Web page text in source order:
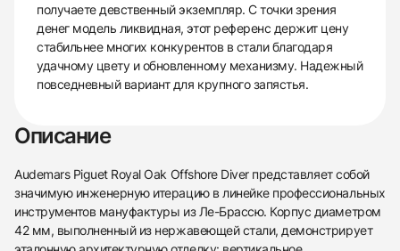
получаете девственный экземпляр. С точки зрения
денег модель ликвидная, этот референс держит цену
стабильнее многих конкурентов в стали благодаря
удачному цвету и обновленному механизму. Надежный
повседневный вариант для крупного запястья.
Описание
Audemars Piguet Royal Oak Offshore Diver представляет собой
значимую инженерную итерацию в линейке профессиональных
инструментов мануфактуры из Ле-Брассю. Корпус диаметром
42 мм, выполненный из нержавеющей стали, демонстрирует